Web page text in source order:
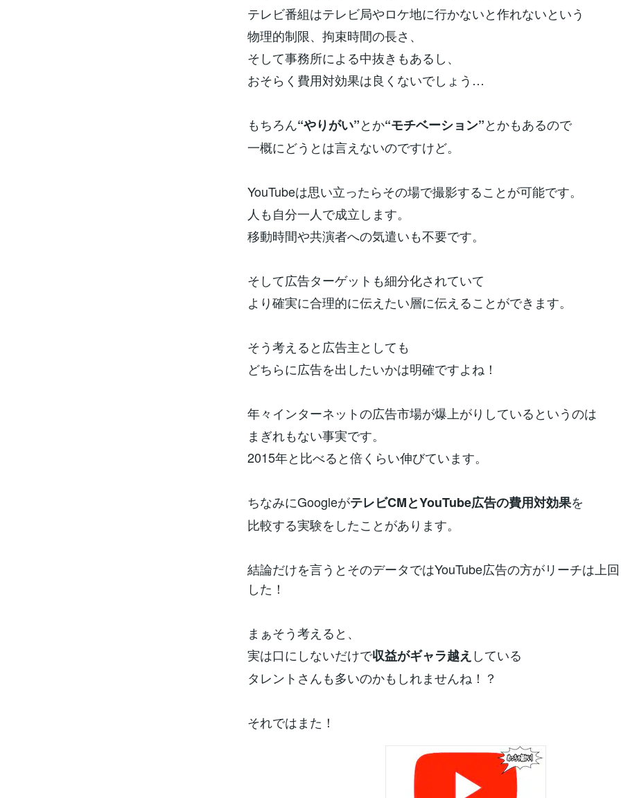
テレビ番組はテレビ局やロケ地に行かないと作れないという
物理的制限、拘束時間の長さ、
そして事務所による中抜きもあるし、
おそらく費用対効果は良くないでしょう…
もちろん“やりがい”とか“モチベーション”とかもあるので
一概にどうとは言えないのですけど。
YouTubeは思い立ったらその場で撮影することが可能です。
人も自分一人で成立します。
移動時間や共演者への気遣いも不要です。
そして広告ターゲットも細分化されていて
より確実に合理的に伝えたい層に伝えることができます。
そう考えると広告主としても
どちらに広告を出したいかは明確ですよね！
年々インターネットの広告市場が爆上がりしているというのは
まぎれもない事実です。
2015年と比べると倍くらい伸びています。
ちなみにGoogleがテレビCMとYouTube広告の費用対効果を
比較する実験をしたことがあります。
結論だけを言うとそのデータではYouTube広告の方がリーチは上
した！
まぁそう考えると、
実は口にしないだけで収益がギャラ越えしている
タレントさんも多いのかもしれませんね！？
それではまた！